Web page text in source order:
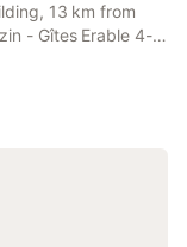
13 km from
- Gîtes Erable 4-6
a seasonal